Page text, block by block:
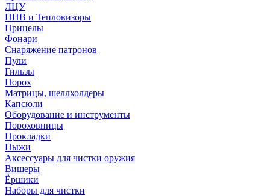
ЛЦУ
ПНВ и Тепловизоры
Прицелы
Фонари
Снаряжение патронов
Пули
Гильзы
Порох
Матрицы, шеллхолдеры
Капсюли
Оборудование и инструменты
Пороховницы
Прокладки
Пыжи
Аксессуары для чистки оружия
Вишеры
Ёршики
Наборы для чистки